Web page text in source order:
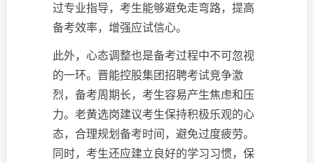
过专业指导，考生能够避免走弯路，提高
备考效率，增强应试信心。
此外，心态调整也是备考过程中不可忽视
的一环。晋能控股集团招聘考试竞争激
烈，备考周期长，考生容易产生焦虑和压
力。老黄选岗建议考生保持积极乐观的心
态，合理规划备考时间，避免过度疲劳。
同时，考生还应建立良好的学习习惯，保